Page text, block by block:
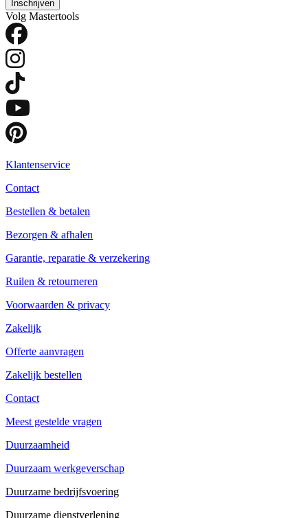
Inschrijven
Volg Mastertools
Klantenservice
Contact
Bestellen & betalen
Bezorgen & afhalen
Garantie, reparatie & verzekering
Ruilen & retourneren
Voorwaarden & privacy
Zakelijk
Offerte aanvragen
Zakelijk bestellen
Contact
Meest gestelde vragen
Duurzaamheid
Duurzaam werkgeverschap
Duurzame bedrijfsvoering
Duurzame dienstverlening